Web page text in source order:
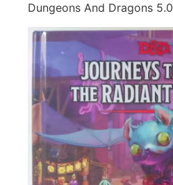
Dungeons And Dragons 5.0